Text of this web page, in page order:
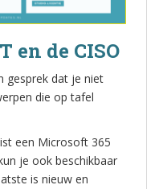
en de CISO
gesprek dat je niet
die op tafel
een Microsoft 365
je ook beschikbaar
is nieuw en